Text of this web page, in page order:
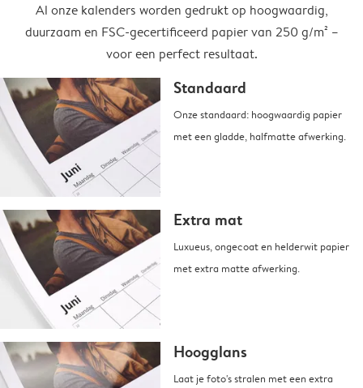
Al onze kalenders worden gedrukt op hoogwaardig,
duurzaam en FSC-gecertificeerd papier van 250 g/m² –
voor een perfect resultaat.
Standaard
Onze standaard: hoogwaardig papier
met een gladde, halfmatte afwerking.
Extra mat
Luxueus, ongecoat en helderwit papier
met extra matte afwerking.
Hoogglans
Laat je foto's stralen met een extra